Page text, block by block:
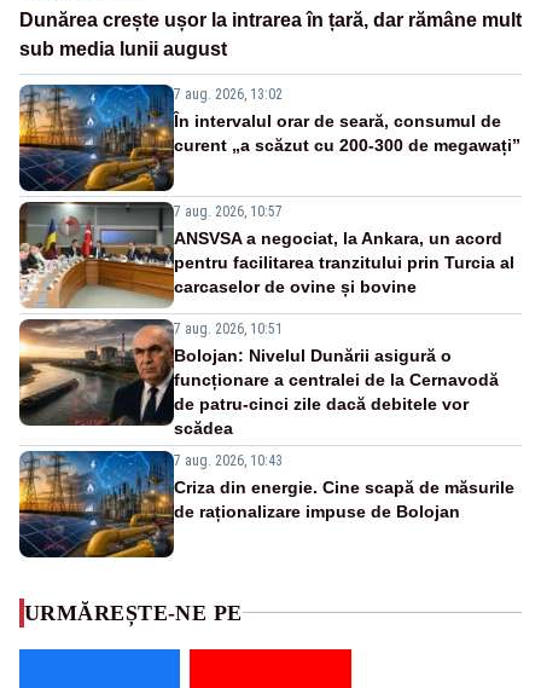
Dunărea crește ușor la intrarea în țară, dar rămâne mult
sub media lunii august
7 aug. 2026, 13:02
În intervalul orar de seară, consumul de
curent „a scăzut cu 200-300 de megawați”
7 aug. 2026, 10:57
ANSVSA a negociat, la Ankara, un acord
pentru facilitarea tranzitului prin Turcia al
carcaselor de ovine și bovine
7 aug. 2026, 10:51
Bolojan: Nivelul Dunării asigură o
funcționare a centralei de la Cernavodă
de patru-cinci zile dacă debitele vor
scădea
7 aug. 2026, 10:43
Criza din energie. Cine scapă de măsurile
de raționalizare impuse de Bolojan
URMĂREȘTE-NE PE